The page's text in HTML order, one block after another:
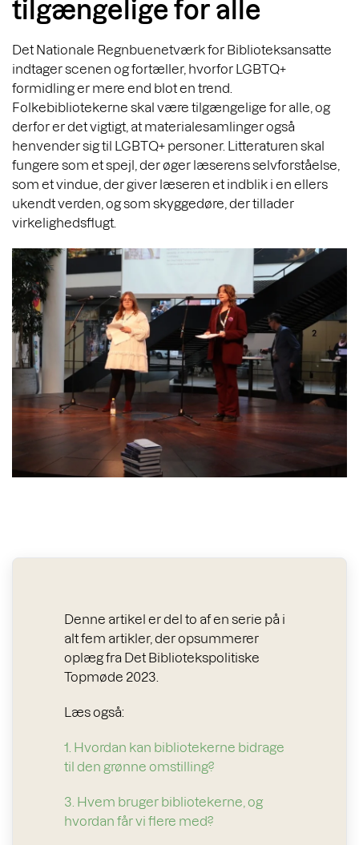
tilgængelige for alle
Det Nationale Regnbuenetværk for Biblioteksansatte
indtager scenen og fortæller, hvorfor LGBTQ+
formidling er mere end blot en trend.
Folkebibliotekerne skal være tilgængelige for alle, og
derfor er det vigtigt, at materialesamlinger også
henvender sig til LGBTQ+ personer. Litteraturen skal
fungere som et spejl, der øger læserens selvforståelse,
som et vindue, der giver læseren et indblik i en ellers
ukendt verden, og som skyggedøre, der tillader
virkelighedsflugt.
Denne artikel er del to af en serie på i
alt fem artikler, der opsummerer
oplæg fra Det Bibliotekspolitiske
Topmøde 2023.
Læs også:
1. Hvordan kan bibliotekerne bidrage
til den grønne omstilling?
3. Hvem bruger bibliotekerne, og
hvordan får vi flere med?